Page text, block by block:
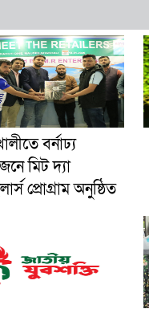
বর্নাঢ্য
মিট দ্যা
প্রোগ্রাম অনুষ্ঠিত